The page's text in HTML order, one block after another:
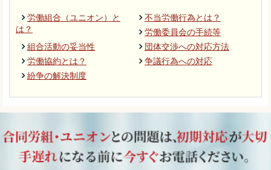
労働組合（ユニオン）と
は？
不当労働行為とは？
労働委員会の手続等
組合活動の妥当性
団体交渉への対応方法
労働協約とは？
争議行為への対応
紛争の解決制度